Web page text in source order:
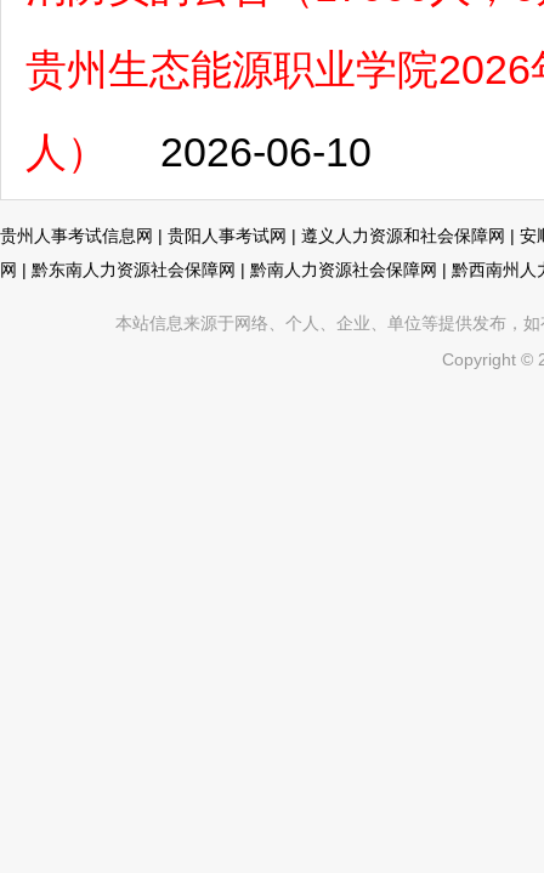
贵州生态能源职业学院
人）
2026-06-10
贵州人事考试信息网 | 贵阳人事考试网 | 遵义人力资源和社会保障网 | 安
网 | 黔东南人力资源社会保障网 | 黔南人力资源社会保障网 | 黔西南州人
本站信息来源于网络、个人、企业、单位等提供发布，
Copyright ©